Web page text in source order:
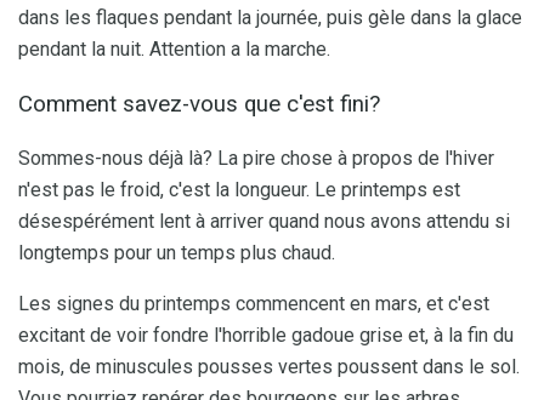
dans les flaques pendant la journée, puis gèle dans la glace
pendant la nuit. Attention a la marche.
Comment savez-vous que c'est fini?
Sommes-nous déjà là? La pire chose à propos de l'hiver
n'est pas le froid, c'est la longueur. Le printemps est
désespérément lent à arriver quand nous avons attendu si
longtemps pour un temps plus chaud.
Les signes du printemps commencent en mars, et c'est
excitant de voir fondre l'horrible gadoue grise et, à la fin du
mois, de minuscules pousses vertes poussent dans le sol.